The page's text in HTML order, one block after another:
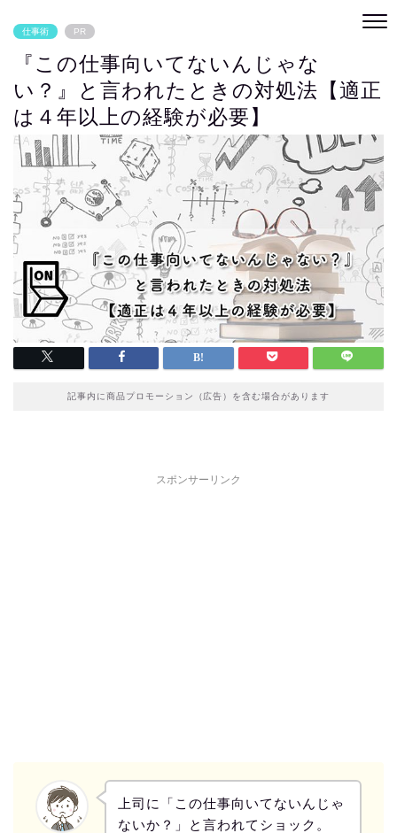
仕事術 PR
『この仕事向いてないんじゃな
い？』と言われたときの対処法【適正
は４年以上の経験が必要】
記事内に商品プロモーション（広告）を含む場合があります
スポンサーリンク
上司に「この仕事向いてないんじゃ
ないか？」と言われてショック。